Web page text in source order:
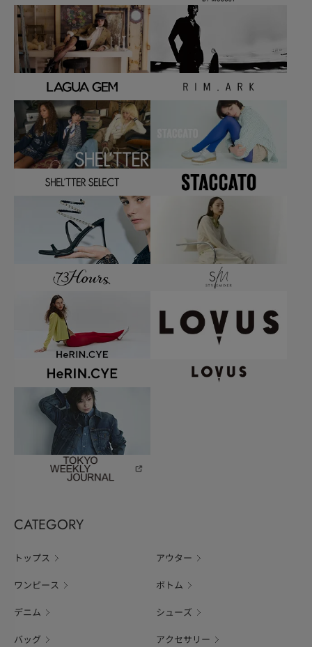
CATEGORY
トップス アウター
ワンピース ボトム
デニム シューズ
バッグ アクセサリー